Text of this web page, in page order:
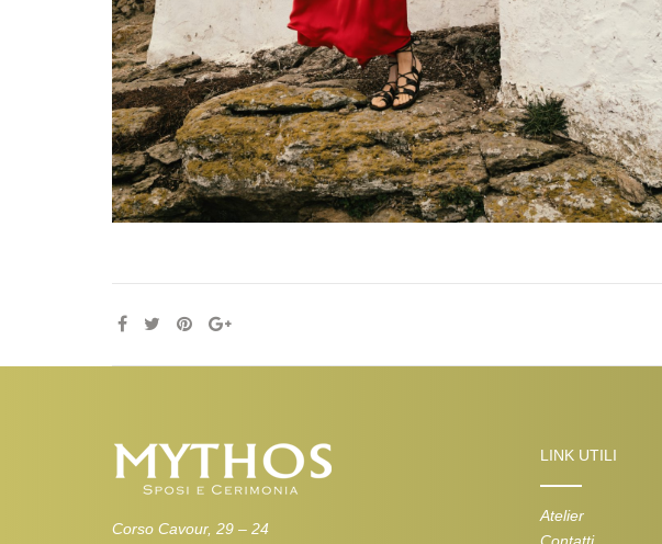
Corso Cavour, 29 – 24
LINK UTILI
Atelier